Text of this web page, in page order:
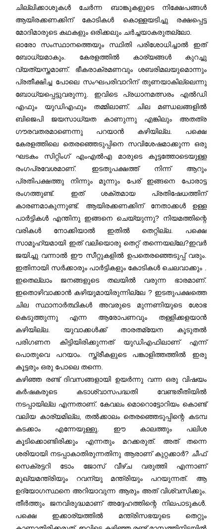
ചില്ലിക്കാശുകൾ ചേർന്ന ബാങ്കുകളുടെ നിക്ഷേപങ്ങൾ
ആയിരക്കണക്കിന് കോടികൾ കൊള്ളയടിച്ചു രക്ഷപ്പെട്ട
മോദിമാരുടെ കഥകളും ഒരിക്കലും ചർച്ചയാകരുതല്ലോ.
ഓരോ സംസ്ഥാനത്തെയും സ്ഥിതി പരിശോധിച്ചാൽ ഇത്
ബോധ്യമാകും. കേരളത്തിൽ കാര്യങ്ങൾ കുറച്ചു
വ്യത്യസ്തമാണ്. ഭീകരാക്രമണവും ശബരിമലയുമൊന്നും
പ്രതീക്ഷിച്ച പോലെ സംഘപരിവാറിന് തുണയാകില്ലെന്നു
ബോധ്യപ്പെട്ടുവരുന്നു. ഇവിടെ പ്രധാനമത്സരം എൽഡി
എഫും യുഡിഎഫും തമ്മിലാണ്. ചില മണ്ഡലങ്ങളിൽ
ബിജെപി ജയസാധ്യത കാണുന്നു എങ്കിലും അതത്ര
ഗൗരവതരമാണെന്നു പറയാൻ കഴിയില്ല. പക്ഷെ
കേരളത്തിലെ തെരഞ്ഞെടുപ്പിനെ സവിശേഷമാക്കുന്ന ഒരു
ഘടകം സിറ്റിംഗ് എംഎൽഎ മാരുടെ കൂട്ടത്തോടെയുള്ള
രംഗപ്രവേശമാണ്. ഇടതുപക്ഷത്ത് നിന്ന് ആറും
പ്രതിപക്ഷത്തു നിന്നും മൂന്നും പേര് ഇങ്ങനെ പോരാട്ട
രംഗത്തുണ്ട്. ഇത് ശക്തമായ പ്രതിഷേധത്തിന്
കാരണമാകുന്നുണ്ട്. ആയിരക്കണക്കിന് നേതാക്കൾ ഉള്ള
പാർട്ടികൾ എന്തിനു ഇങ്ങനെ ചെയ്യുന്നു? നിയമത്തിന്റെ
വരികൾ നോക്കിയാൽ ഇതിൽ തെറ്റില്ല. പക്ഷെ
സാമൂഹ്യമായി ഇത് വലിയൊരു തെറ്റ് തന്നെയല്ലേ?ഇവർ
ജയിച്ചു വന്നാൽ ഈ സീറ്റുകളിൽ ഉപതെരഞ്ഞെടുപ്പ് വരും.
ഇതിനായി സർക്കാരും പാർട്ടികളും കോടികൾ ചെലവാക്കും .
ഇതെല്ലാം ജനങ്ങളുടെ തലയിൽ വരുന്ന ഭാരമാണ്.
ഇതൊഴിവാക്കാൻ കഴിയുമായിരുന്നില്ലേ ? ഇടതുപക്ഷത്തെ
ചില സ്ഥാനാർത്ഥികൾ അവരുടെ മുന്നണിയുടെ ശോഭ
കെടുത്തുന്നു എന്ന ആരോപണവും തള്ളിക്കളയാൻ
കഴിയില്ല. യുവാക്കൾക്ക് താരതമ്യേന കൂടുതൽ
പരിഗണന കിട്ടിയിരിക്കുന്നത് യുഡിഎഫിലാണ് എന്ന്
പൊതുവെ പറയാം. സ്ത്രീകളുടെ പങ്കാളിത്തത്തിൽ ഇരു
കൂട്ടരും ഒരു പോലെ തന്നെ.
കഴിഞ്ഞ രണ്ട് ദിവസങ്ങളായി ഉയർന്നു വന്ന ഒരു വിഷയം
കർഷകരുടെ കടാശ്വാസപദ്ധതി വേണ്ടരീതിയിൽ
നടപ്പായില്ല എന്നതാണ്. കേവലം മൊറൊട്ടോറിയം കൊണ്ട്
വലിയ കാര്യമില്ല, തൽക്കാലം തെരഞ്ഞെടുപ്പിന്റെ കടമ്പ
കടക്കാം എന്നേയുള്ളു. ഈ കാലത്തും പലിശ
കൂടിക്കൊണ്ടിരിക്കും എന്നതും മറക്കരുത്. അത് തന്നെ
ശരിയായി നടപ്പാകാതിരുന്നതിനു ആരാണ് കുറ്റക്കാർ? ചീഫ്
സെക്രട്ടറി ടോം ജോസ് വീഴ്ച വരുത്തി എന്നാണ്
മുഖ്യമന്ത്രിയും റവന്യു മന്ത്രിയും പറയുന്നത്. ആ
ഉദ്യോഗസ്ഥനെ അറിയാവുന്ന ആരും അത് വിശ്വസിക്കും.
തീർത്തും ജനവിരുദ്ധമാണ് അദ്ദേഹത്തിന്റെ നിലപാടുകൾ.
പക്ഷെ ഇക്കാര്യത്തിൽ മന്ത്രിസഭയുടെ തെറ്റും